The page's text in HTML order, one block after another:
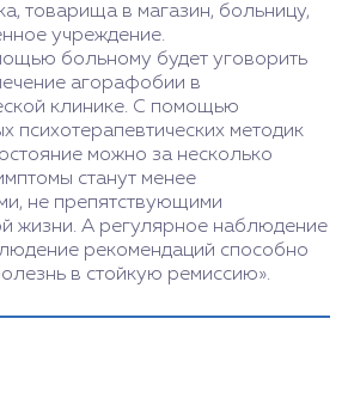
товарища в магазин, больницу,
учреждение.
больному будет уговорить
агорафобии в
клинике. С помощью
психотерапевтических методик
можно за несколько
станут менее
не препятствующими
жизни. А регулярное наблюдение
рекомендаций способно
в стойкую ремиссию».